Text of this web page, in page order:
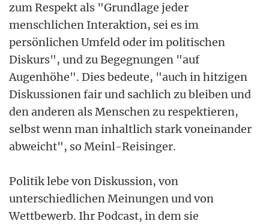
zum Respekt als "Grundlage jeder
menschlichen Interaktion, sei es im
persönlichen Umfeld oder im politischen
Diskurs", und zu Begegnungen "auf
Augenhöhe". Dies bedeute, "auch in hitzigen
Diskussionen fair und sachlich zu bleiben und
den anderen als Menschen zu respektieren,
selbst wenn man inhaltlich stark voneinander
abweicht", so Meinl-Reisinger.
Politik lebe von Diskussion, von
unterschiedlichen Meinungen und von
Wettbewerb. Ihr Podcast, in dem sie